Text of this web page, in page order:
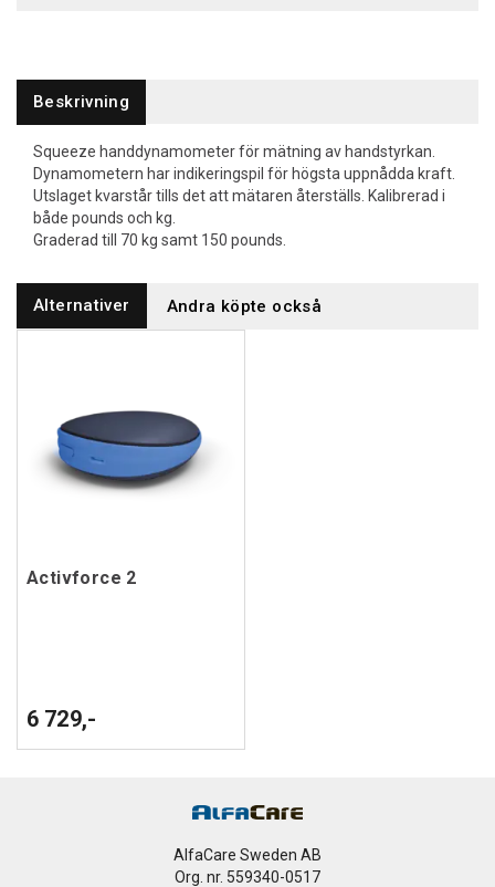
Beskrivning
Squeeze handdynamometer för mätning av handstyrkan.
Dynamometern har indikeringspil för högsta uppnådda kraft.
Utslaget kvarstår tills det att mätaren återställs. Kalibrerad i
både pounds och kg.
Graderad till 70 kg samt 150 pounds.
Alternativer Andra köpte också
Activforce 2
6 729,-
AlfaCare Sweden AB
Org. nr. 559340-0517